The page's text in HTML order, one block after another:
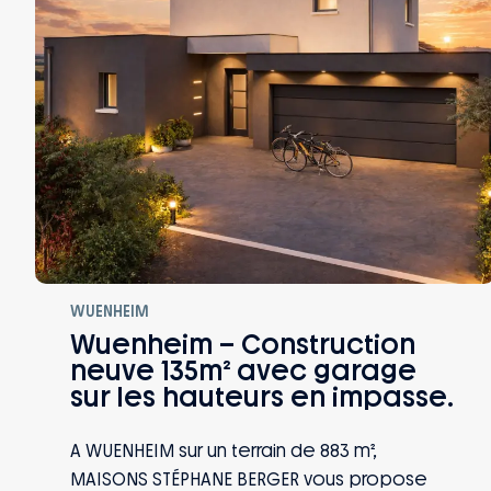
WUENHEIM
Wuenheim – Construction
neuve 135m² avec garage
sur les hauteurs en impasse.
A WUENHEIM sur un terrain de 883 m²,
MAISONS STÉPHANE BERGER vous propose